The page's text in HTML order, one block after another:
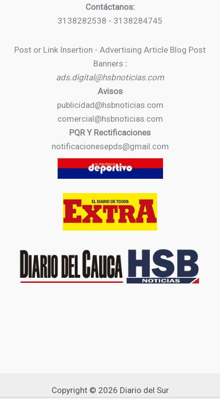
Contáctanos:
3138282538 - 3138284745
Post or Link Insertion - Advertising Article Blog Post
Banners :
ads.digital@hsbnoticias.com
Avisos
publicidad@hsbnoticias.com
comercial@hsbnoticias.com
PQR Y Rectificaciones
notificacionesepds@gmail.com
Copyright © 2026 Diario del Sur